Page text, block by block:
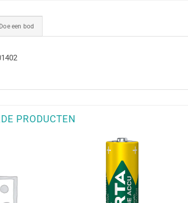
Doe een bod
PRODUCTEN